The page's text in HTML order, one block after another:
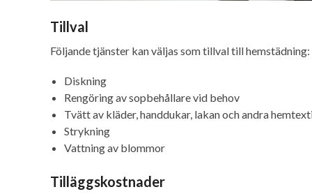
Tillval
Följande tjänster kan väljas som tillval till hemstädning:
Diskning
Rengöring av sopbehållare vid behov
Tvätt av kläder, handdukar, lakan och andra
Strykning
Vattning av blommor
Tilläggskostnader